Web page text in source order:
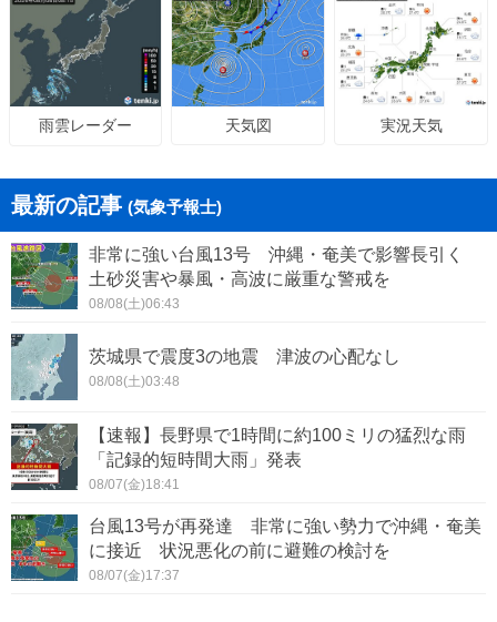
雨雲レーダー 天気図 実況天気
最新の記事 (気象予報士)
非常に強い台風13号 沖縄・奄美で影響長引く
土砂災害や暴風・高波に厳重な警戒を
08/08(土)06:43
茨城県で震度3の地震 津波の心配なし
08/08(土)03:48
【速報】長野県で1時間に約100ミリの猛烈な雨
「記録的短時間大雨」発表
08/07(金)18:41
台風13号が再発達 非常に強い勢力で沖縄・奄美
に接近 状況悪化の前に避難の検討を
08/07(金)17:37